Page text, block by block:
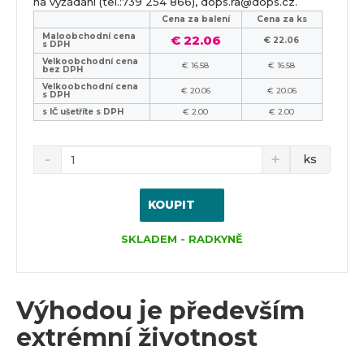
Cena za balení
Cena za ks
Maloobchodní cena
s DPH € 22.06
€ 22.06
Velkoobchodní cena
bez DPH € 16.58
€ 16.58
Velkoobchodní cena
s DPH € 20.06
€ 20.06
s IČ ušetříte s DPH
€ 2.00 € 2.00
ks
KOUPIT
SKLADEM - RADKYNĚ
Výhodou je především
extrémní životnost